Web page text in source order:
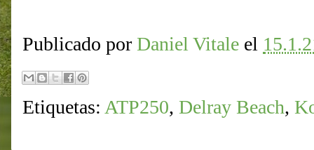
Publicado por Daniel Vitale el
Etiquetas: ATP250, Delray Beach,